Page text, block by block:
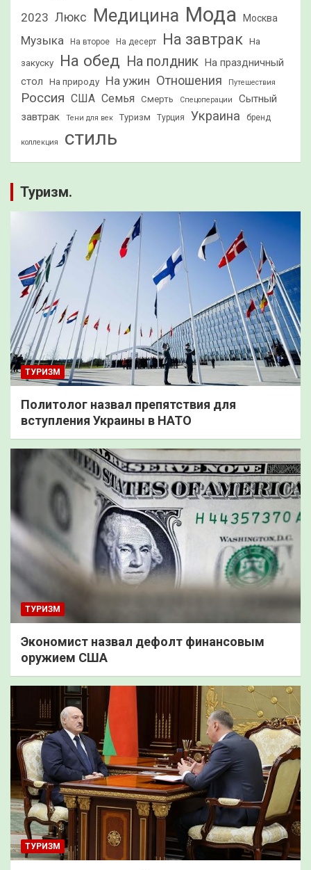
2023 Люкс Медицина Мода Москва
Музыка На второе На десерт На завтрак На
закуску На обед На полдник
На праздничный
стол
На природу На ужин Отношения Путешествия
Россия США Семья Смерть Спецоперации
Сытный
завтрак
Тени для век Туризм Турция Украина бренд
коллекция стиль
Туризм.
ТУРИЗМ
Политолог назвал препятствия для
вступления Украины в НАТО
ТУРИЗМ
Экономист назвал дефолт финансовым
оружием США
ТУРИЗМ